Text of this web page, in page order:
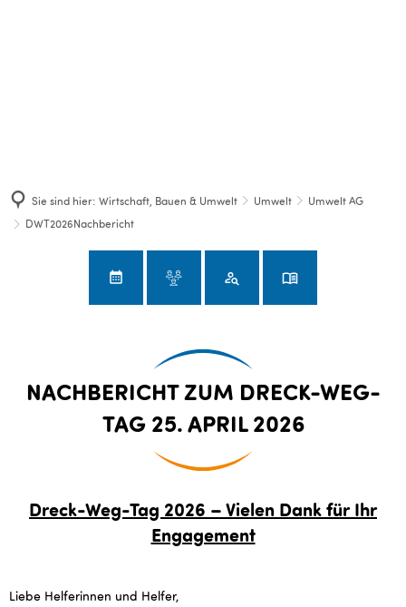
Sie sind hier: Wirtschaft, Bauen & Umwelt Umwelt
Umwelt AG
DWT2026Nachbericht
DWT2026Nachbericht
NACHBERICHT ZUM DRECK-WEG-
TAG 25. APRIL 2026
Dreck-Weg-Tag 2026 – Vielen Dank für Ihr
Engagement
Liebe Helferinnen und Helfer,